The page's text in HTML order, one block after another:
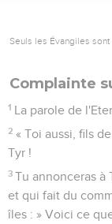
Seuls les Évangiles
Complainte
1 La parole de
2 « Toi aussi, fils
Tyr !
3 Tu annonceras à
et qui fait du
îles : » Voici ce